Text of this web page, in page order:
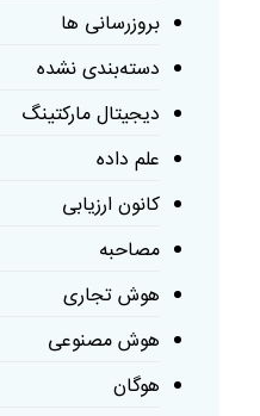
بروزرسانی ها
دسته‌بندی نشده
دیجیتال مارکتینگ
علم داده
کانون ارزیابی
مصاحبه
هوش تجاری
هوش مصنوعی
هوگان